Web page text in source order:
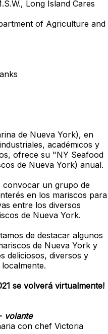
Long Island Cares
of Agriculture and
de Nueva York), en
académicos y
ofrece su "NY Seafood
de Nueva York) anual.
convocar un grupo de
en los mariscos para
entre los diversos
de Nueva York.
de destacar algunos
de Nueva York y
deliciosos, diversos y
se volverá virtualmente!
volante
con chef Victoria